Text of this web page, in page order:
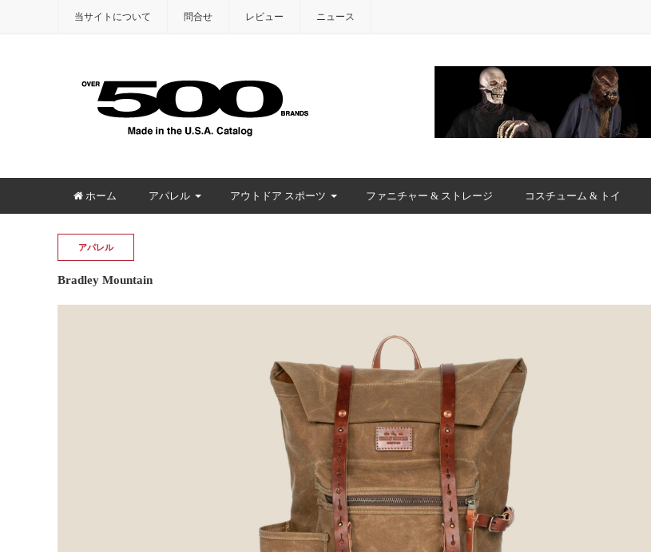
当サイトについて 問合せ レビュー ニュース
ホーム アパレル アウトドア スポーツ ファニチャー & ストレージ コスチューム & トイ
アパレル
Bradley Mountain